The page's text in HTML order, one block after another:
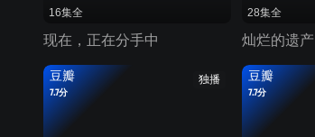
16集全
现在，正在分手中
28集全
灿烂的遗产
独播
豆瓣
7.7分
豆瓣
7.7分